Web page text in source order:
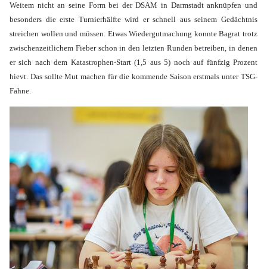
Weitem nicht an seine Form bei der DSAM in Darmstadt anknüpfen und
besonders die erste Turnierhälfte wird er schnell aus seinem Gedächtnis
streichen wollen und müssen. Etwas Wiedergutmachung konnte Bagrat trotz
zwischenzeitlichem Fieber schon in den letzten Runden betreiben, in denen
er sich nach dem Katastrophen-Start (1,5 aus 5) noch auf fünfzig Prozent
hievt. Das sollte Mut machen für die kommende Saison erstmals unter TSG-
Fahne.